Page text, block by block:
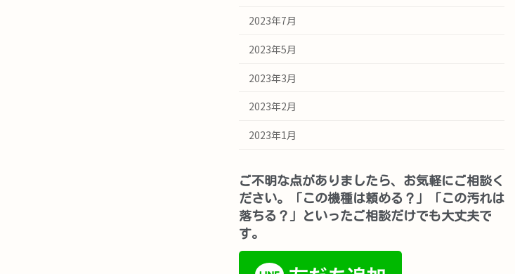
2023年7月
2023年5月
2023年3月
2023年2月
2023年1月
ご不明な点がありましたら、お気軽にご相談く
ださい。「この機種は頼める？」「この汚れは
落ちる？」といったご相談だけでも大丈夫で
す。